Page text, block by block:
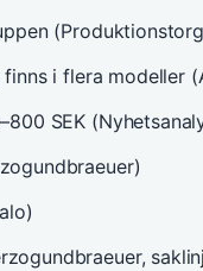
i flera modeller
SEK